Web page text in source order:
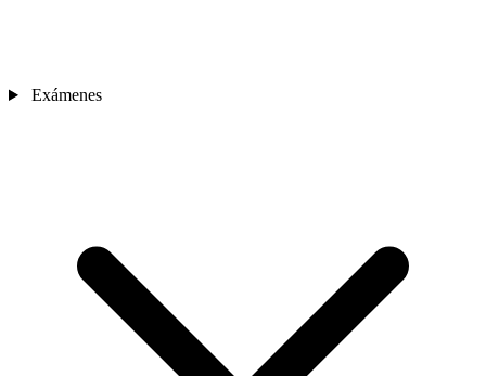
Sedes
Contacto
Exámenes